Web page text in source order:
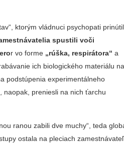
ktorým vládnuci psychopati
spustili voči
r vo forme „rúška, respirátora“ a
ich biologického materiálu na
podstúpenia experimentálneho
naopak, preniesli na nich ťarchu
ranou zabili dve muchy“, teda
ostala na pleciach